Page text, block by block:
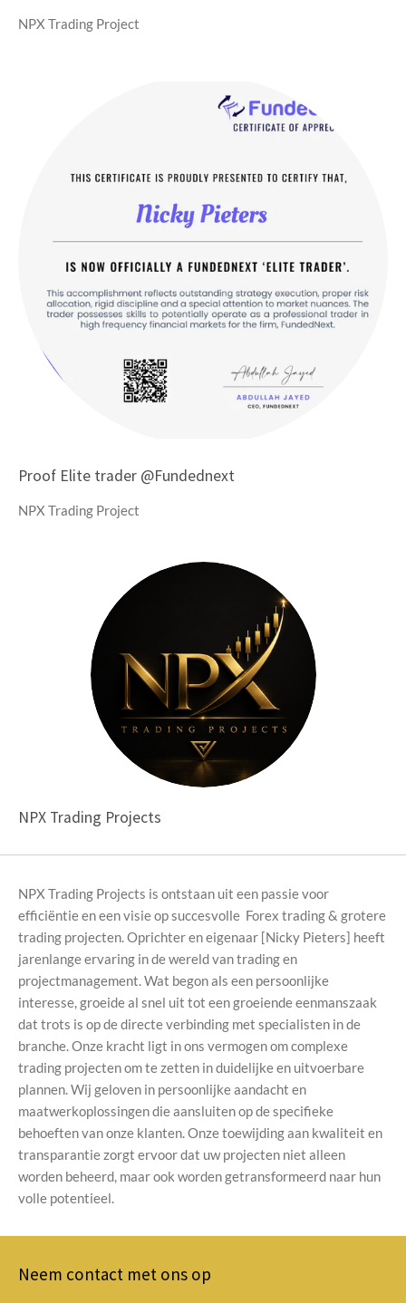
NPX Trading Project
Proof Elite trader @Fundednext
NPX Trading Project
NPX Trading Projects
NPX Trading Projects is ontstaan uit een passie voor
efficiëntie en een visie op succesvolle Forex trading & grotere
trading projecten. Oprichter en eigenaar [Nicky Pieters] heeft
jarenlange ervaring in de wereld van trading en
projectmanagement. Wat begon als een persoonlijke
interesse, groeide al snel uit tot een groeiende eenmanszaak
dat trots is op de directe verbinding met specialisten in de
branche. Onze kracht ligt in ons vermogen om complexe
trading projecten om te zetten in duidelijke en uitvoerbare
plannen. Wij geloven in persoonlijke aandacht en
maatwerkoplossingen die aansluiten op de specifieke
behoeften van onze klanten. Onze toewijding aan kwaliteit en
transparantie zorgt ervoor dat uw projecten niet alleen
worden beheerd, maar ook worden getransformeerd naar hun
volle potentieel.
Neem contact met ons op